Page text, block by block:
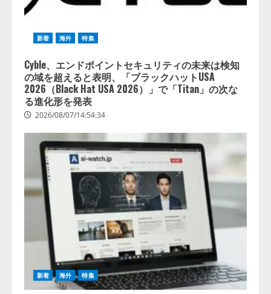
新着 海外 特集
Cyble、エンドポイントセキュリティの未来は検知
の域を超えると表明、「ブラックハットUSA
2026（Black Hat USA 2026）」で「Titan」の次な
る進化形を発表
2026/08/07/14:54:34
新着 海外 特集